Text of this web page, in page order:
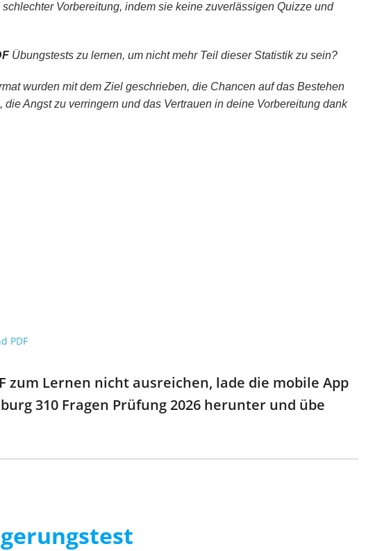
Vorbereitung, indem sie keine zuverlässigen Quizze und
Übungstests zu lernen, um nicht mehr Teil dieser Statistik zu sein?
wurden mit dem Ziel geschrieben, die Chancen auf das Bestehen
Angst zu verringern und das Vertrauen in deine Vorbereitung dank
PDF
zum Lernen nicht ausreichen, lade die mobile App
310 Fragen Prüfung 2026 herunter und übe